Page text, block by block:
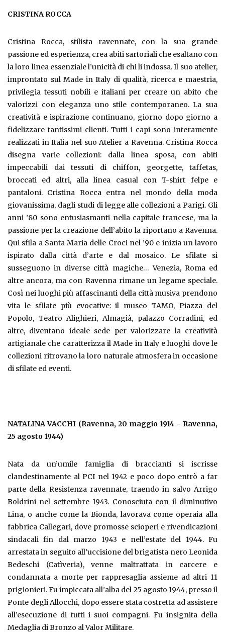
CRISTINA ROCCA
Cristina Rocca, stilista ravennate, con la sua grande
passione ed esperienza, crea abiti sartoriali che esaltano con
la loro linea essenziale l’unicità di chi li indossa. Il suo atelier,
improntato sul Made in Italy di qualità, ricerca e maestria,
privilegia tessuti nobili e italiani per creare un abito che
valorizzi con eleganza uno stile contemporaneo. La sua
creatività e ispirazione continuano, giorno dopo giorno a
fidelizzare tantissimi clienti. Tutti i capi sono interamente
realizzati in Italia nel suo Atelier a Ravenna. Cristina Rocca
disegna varie collezioni: dalla linea sposa, con abiti
impeccabili dai tessuti di chiffon, georgette, taffetas,
broccati ed altri, alla linea casual con T-shirt felpe e
pantaloni. Cristina Rocca entra nel mondo della moda
giovanissima, dagli studi di legge alle collezioni a Parigi. Gli
anni ’80 sono entusiasmanti nella capitale francese, ma la
passione per la creazione dell’abito la riportano a Ravenna.
Qui sfila a Santa Maria delle Croci nel ’90 e inizia un lavoro
ispirato dalla città d’arte e dal mosaico. Le sfilate si
susseguono in diverse città magiche… Venezia, Roma ed
altre ancora, ma con Ravenna rimane un legame speciale.
Così nei luoghi più affascinanti della città musiva prendono
vita le sfilate più evocative: il museo TAMO, Piazza del
Popolo, Teatro Alighieri, Almagià, palazzo Corradini, ed
altre, diventano ideale sede per valorizzare la creatività
artigianale che caratterizza il Made in Italy e luoghi dove le
collezioni ritrovano la loro naturale atmosfera in occasione
di sfilate ed eventi.
NATALINA VACCHI (Ravenna, 20 maggio 1914 - Ravenna,
25 agosto 1944)
Nata da un’umile famiglia di braccianti si iscrisse
clandestinamente al PCI nel 1942 e poco dopo entrò a far
parte della Resistenza ravennate, traendo in salvo Arrigo
Boldrini nel settembre 1943. Conosciuta con il diminutivo
Lina, o anche come la Bionda, lavorava come operaia alla
fabbrica Callegari, dove promosse scioperi e rivendicazioni
sindacali fin dal marzo 1943 e nell’estate del 1944. Fu
arrestata in seguito all’uccisione del brigatista nero Leonida
Bedeschi (Catìveria), venne maltrattata in carcere e
condannata a morte per rappresaglia assieme ad altri 11
prigionieri. Fu impiccata all’alba del 25 agosto 1944, presso il
Ponte degli Allocchi, dopo essere stata costretta ad assistere
all’esecuzione di tutti i suoi compagni. Fu insignita della
Medaglia di Bronzo al Valor Militare.